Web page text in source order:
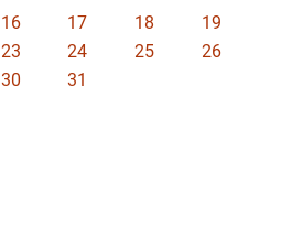
16 17 18
19
23 24 25
26
30
31